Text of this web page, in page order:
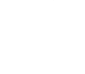
Place de parking
d’environ 2211 €
acquéreur 6%